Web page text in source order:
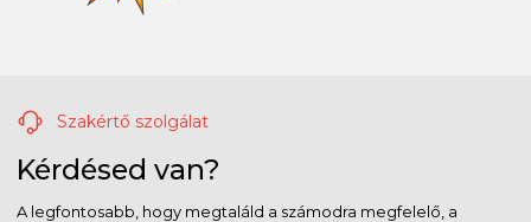
Szakértő szolgálat
Kérdésed van?
A legfontosabb, hogy megtaláld a számodra megfelelő, a